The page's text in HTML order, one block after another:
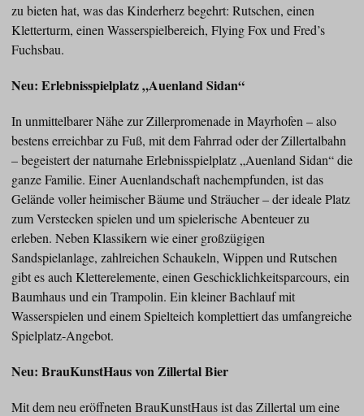
zu bieten hat, was das Kinderherz begehrt: Rutschen, einen
Kletterturm, einen Wasserspielbereich, Flying Fox und Fred’s
Fuchsbau.
Neu: Erlebnisspielplatz „Auenland Sidan“
In unmittelbarer Nähe zur Zillerpromenade in Mayrhofen – also
bestens erreichbar zu Fuß, mit dem Fahrrad oder der Zillertalbahn
– begeistert der naturnahe Erlebnisspielplatz „Auenland Sidan“ die
ganze Familie. Einer Auenlandschaft nachempfunden, ist das
Gelände voller heimischer Bäume und Sträucher – der ideale Platz
zum Verstecken spielen und um spielerische Abenteuer zu
erleben. Neben Klassikern wie einer großzügigen
Sandspielanlage, zahlreichen Schaukeln, Wippen und Rutschen
gibt es auch Kletterelemente, einen Geschicklichkeitsparcours, ein
Baumhaus und ein Trampolin. Ein kleiner Bachlauf mit
Wasserspielen und einem Spielteich komplettiert das umfangreiche
Spielplatz-Angebot.
Neu: BrauKunstHaus von Zillertal Bier
Mit dem neu eröffneten BrauKunstHaus ist das Zillertal um eine